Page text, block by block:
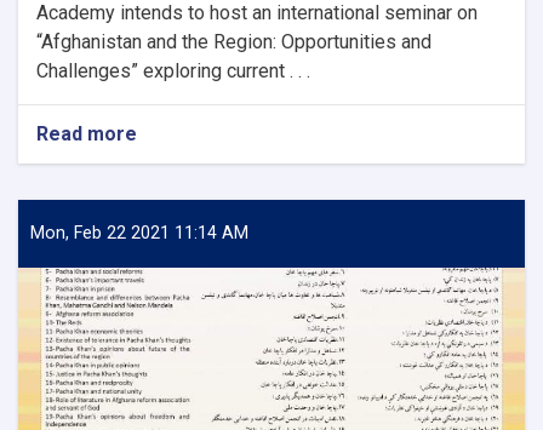
Academy intends to host an international seminar on
“Afghanistan and the Region: Opportunities and
Challenges” exploring current . . .
Read more
Afghanistan
the
Region:
and
Challenges
Mon, Feb 22 2021 11:14 AM